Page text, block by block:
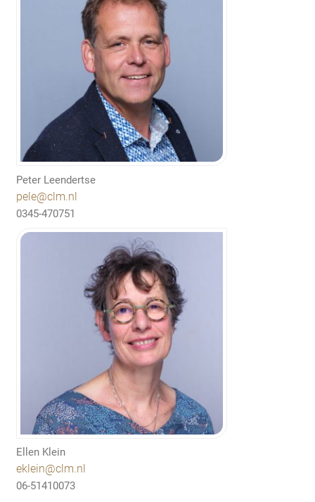
Peter Leendertse
pele@clm.nl
0345-470751
Ellen Klein
eklein@clm.nl
06-51410073